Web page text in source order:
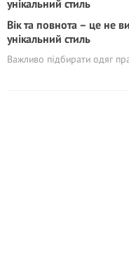
Вік та повнота – це не
унікальний стиль
Важливо підбирати одяг